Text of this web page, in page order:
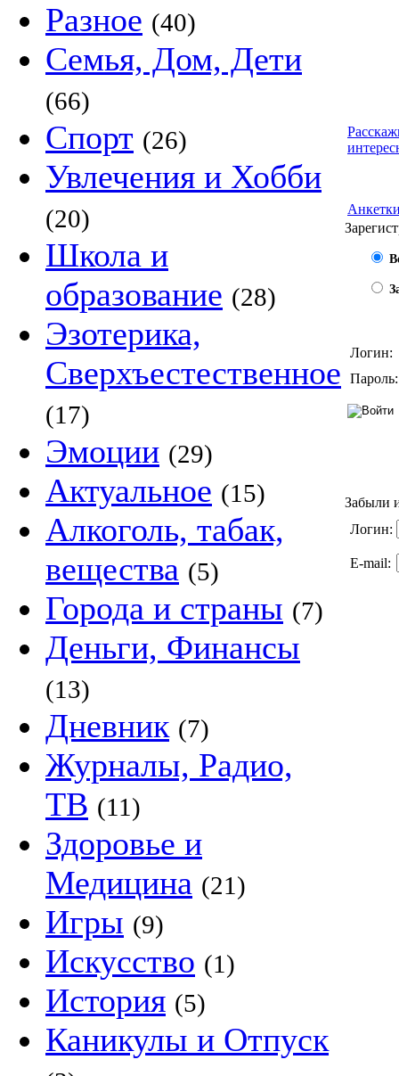
Разное (40)
Семья, Дом, Дети
(66)
Спорт (26)
Увлечения и Хобби
(20)
Школа и
образование (28)
Эзотерика,
Сверхъестественное
(17)
Эмоции (29)
Актуальное (15)
Алкоголь, табак,
вещества (5)
Города и страны (7)
Деньги, Финансы
(13)
Дневник (7)
Журналы, Радио,
ТВ (11)
Здоровье и
Медицина (21)
Игры (9)
Искусство (1)
История (5)
Каникулы и Отпуск
Логин:
Пароль:
Забыли
Логин:
E-mail: